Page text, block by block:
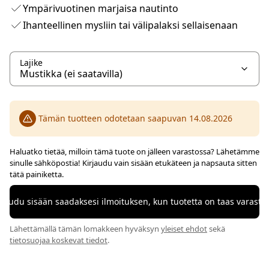
Ympärivuotinen marjaisa nautinto
Ihanteellinen mysliin tai välipalaksi sellaisenaan
Lajike
Tämän tuotteen odotetaan saapuvan 14.08.2026
Haluatko tietää, milloin tämä tuote on jälleen varastossa? Lähetämme
sinulle sähköpostia! Kirjaudu vain sisään etukäteen ja napsauta sitten
tätä painiketta.
sisään saadaksesi ilmoituksen, kun tuotetta on taas
Lähettämällä tämän lomakkeen hyväksyn yleiset ehdotsekä
tietosuojaa koskevat tiedot.